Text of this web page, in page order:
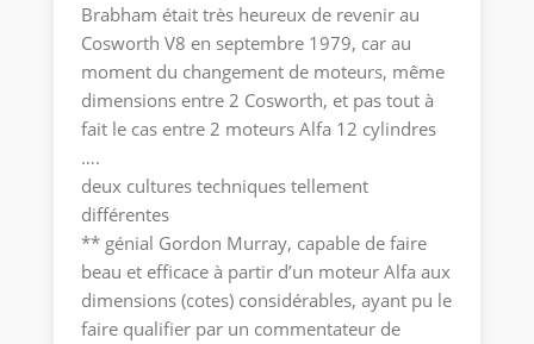
Brabham était très heureux de revenir au
Cosworth V8 en septembre 1979, car au
moment du changement de moteurs, même
dimensions entre 2 Cosworth, et pas tout à
fait le cas entre 2 moteurs Alfa 12 cylindres
….
deux cultures techniques tellement
différentes
** génial Gordon Murray, capable de faire
beau et efficace à partir d’un moteur Alfa aux
dimensions (cotes) considérables, ayant pu le
faire qualifier par un commentateur de